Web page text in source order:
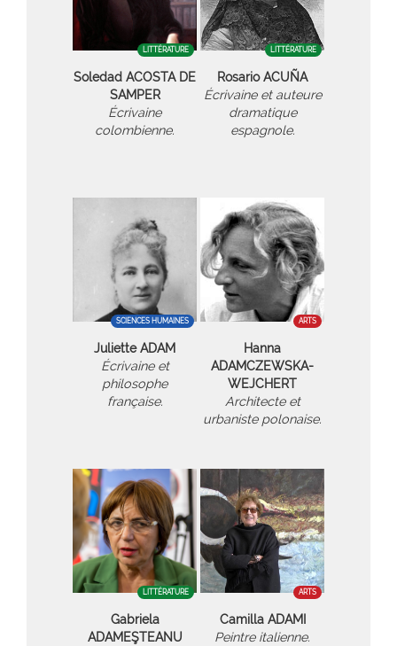
LITTÉRATURE
Soledad ACOSTA DE
SAMPER
Écrivaine
colombienne.
LITTÉRATURE
Rosario ACUÑA
Écrivaine et auteure
dramatique
espagnole.
SCIENCES HUMAINES
Juliette ADAM
Écrivaine et
philosophe
française.
ARTS
Hanna
ADAMCZEWSKA-
WEJCHERT
Architecte et
urbaniste polonaise.
LITTÉRATURE
Gabriela
ADAMEŞTEANU
ARTS
Camilla ADAMI
Peintre italienne.